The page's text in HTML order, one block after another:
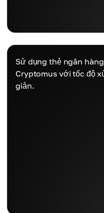
Sử dụng thẻ ngân
Cryptomus với tốc độ
giản.